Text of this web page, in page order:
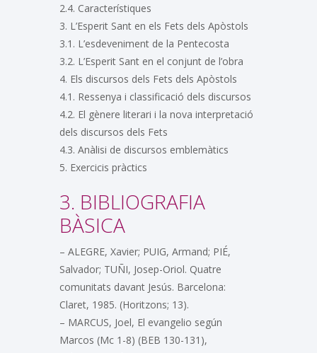
2.4. Característiques
3. L’Esperit Sant en els Fets dels Apòstols
3.1. L’esdeveniment de la Pentecosta
3.2. L’Esperit Sant en el conjunt de l’obra
4. Els discursos dels Fets dels Apòstols
4.1. Ressenya i classificació dels discursos
4.2. El gènere literari i la nova interpretació
dels discursos dels Fets
4.3. Anàlisi de discursos emblemàtics
5. Exercicis pràctics
3. BIBLIOGRAFIA
BÀSICA
– ALEGRE, Xavier; PUIG, Armand; PIÉ,
Salvador; TUÑI, Josep-Oriol. Quatre
comunitats davant Jesús. Barcelona:
Claret, 1985. (Horitzons; 13).
– MARCUS, Joel, El evangelio según
Marcos (Mc 1-8) (BEB 130-131),